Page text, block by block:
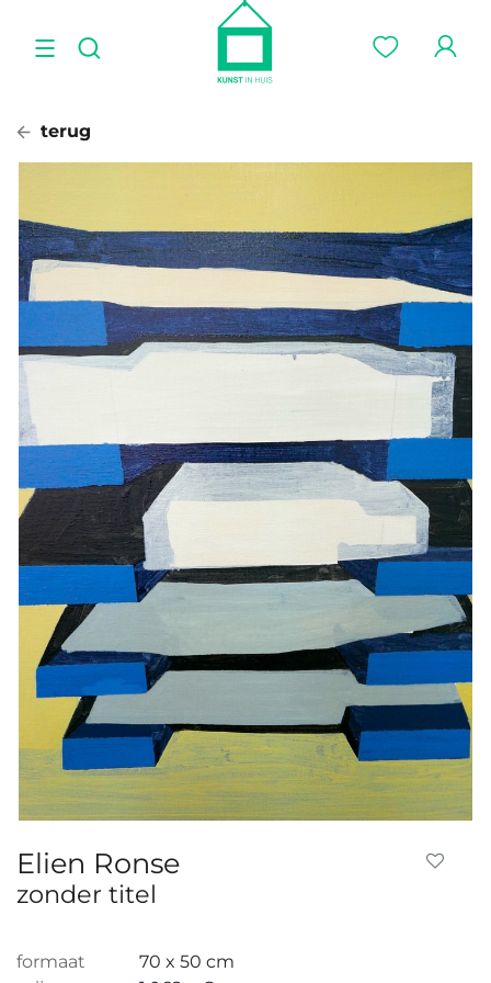
terug
Elien Ronse
zonder titel
formaat
70 x 50 cm